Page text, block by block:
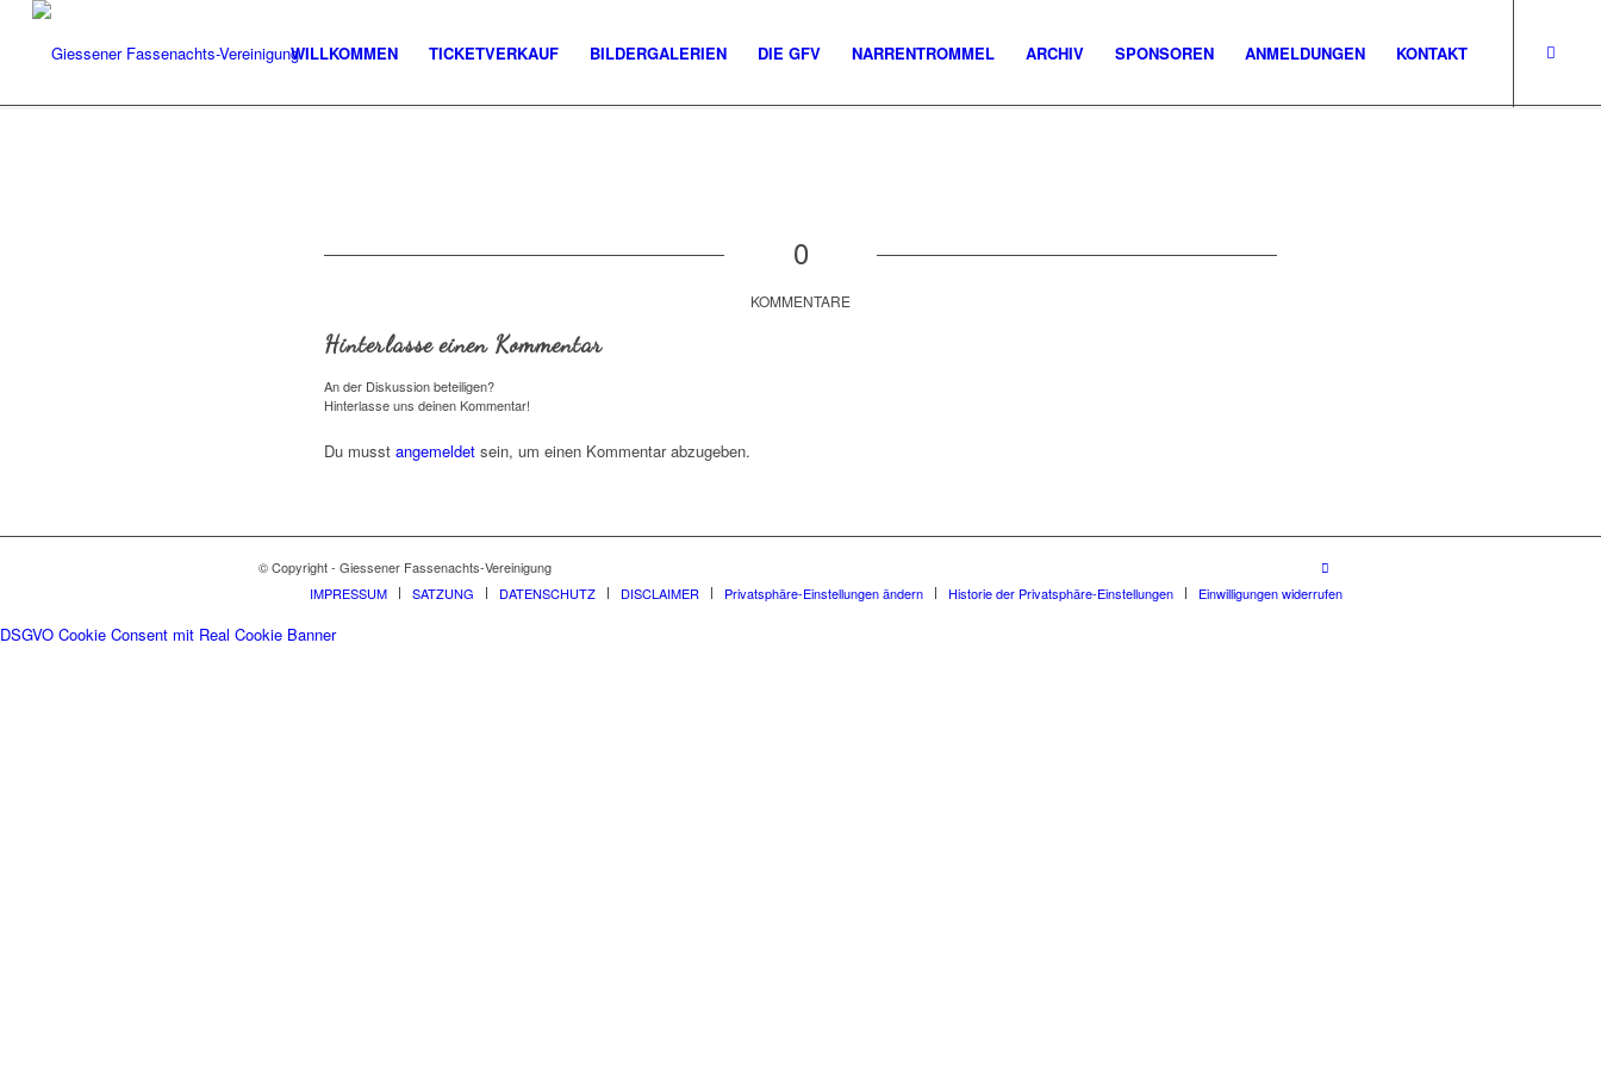
WILLKOMMEN TICKETVERKAUF BILDERGALERIEN DIE GFV NARRENTROMMEL ARCHIV SPONSOREN ANMELDUNGEN KONTAKT
0
KOMMENTARE
Hinterlasse einen Kommentar
An der Diskussion beteiligen?
Hinterlasse uns deinen Kommentar!
Du musst angemeldet sein, um einen Kommentar abzugeben.
© Copyright - Giessener Fassenachts-Vereinigung
IMPRESSUM
SATZUNG DATENSCHUTZ DISCLAIMER Privatsphäre-Einstellungen ändern Historie der Privatsphäre-Einstellungen Einwilligungen widerrufen
DSGVO Cookie Consent mit Real Cookie Banner